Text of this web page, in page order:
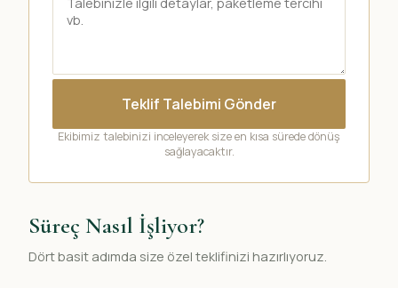
Teklif Talebimi Gönder
Ekibimiz talebinizi inceleyerek size en kısa sürede dönüş
sağlayacaktır.
Süreç Nasıl İşliyor?
Dört basit adımda size özel teklifinizi hazırlıyoruz.